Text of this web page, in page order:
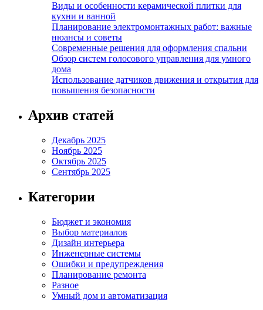
Виды и особенности керамической плитки для
кухни и ванной
Планирование электромонтажных работ: важные
нюансы и советы
Современные решения для оформления спальни
Обзор систем голосового управления для умного
дома
Использование датчиков движения и открытия для
повышения безопасности
Архив статей
Декабрь 2025
Ноябрь 2025
Октябрь 2025
Сентябрь 2025
Категории
Бюджет и экономия
Выбор материалов
Дизайн интерьера
Инженерные системы
Ошибки и предупреждения
Планирование ремонта
Разное
Умный дом и автоматизация